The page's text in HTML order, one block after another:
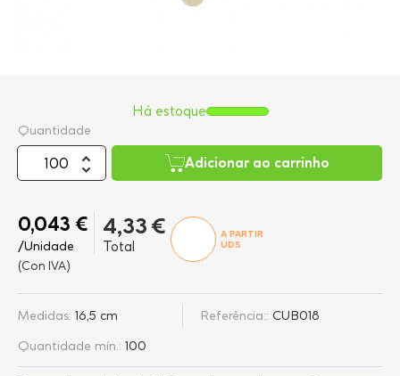
0,043 €
/Unidade
(Con IVA)
4,33 €
Total
A PARTIR
UDS
Quantidade
Adicionar ao carrinho
Medidas: 16,5 cm Referência:: CUB018
Quantidade mín.: 100
Há estoque